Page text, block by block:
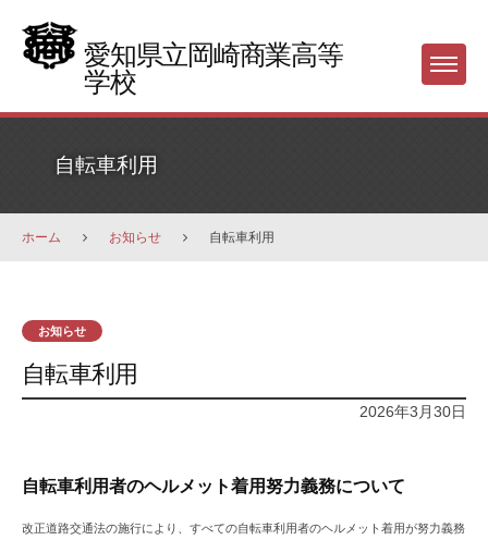
content
愛知県立岡崎商業高等
学校
Menu
自転車利用
ホーム お知らせ 自転車利用
お知らせ
自転車利用
2026年3月30日
自転車利用者のヘルメット着用努力義務について
改正道路交通法の施行により、すべての自転車利用者のヘルメット着用が努力義務